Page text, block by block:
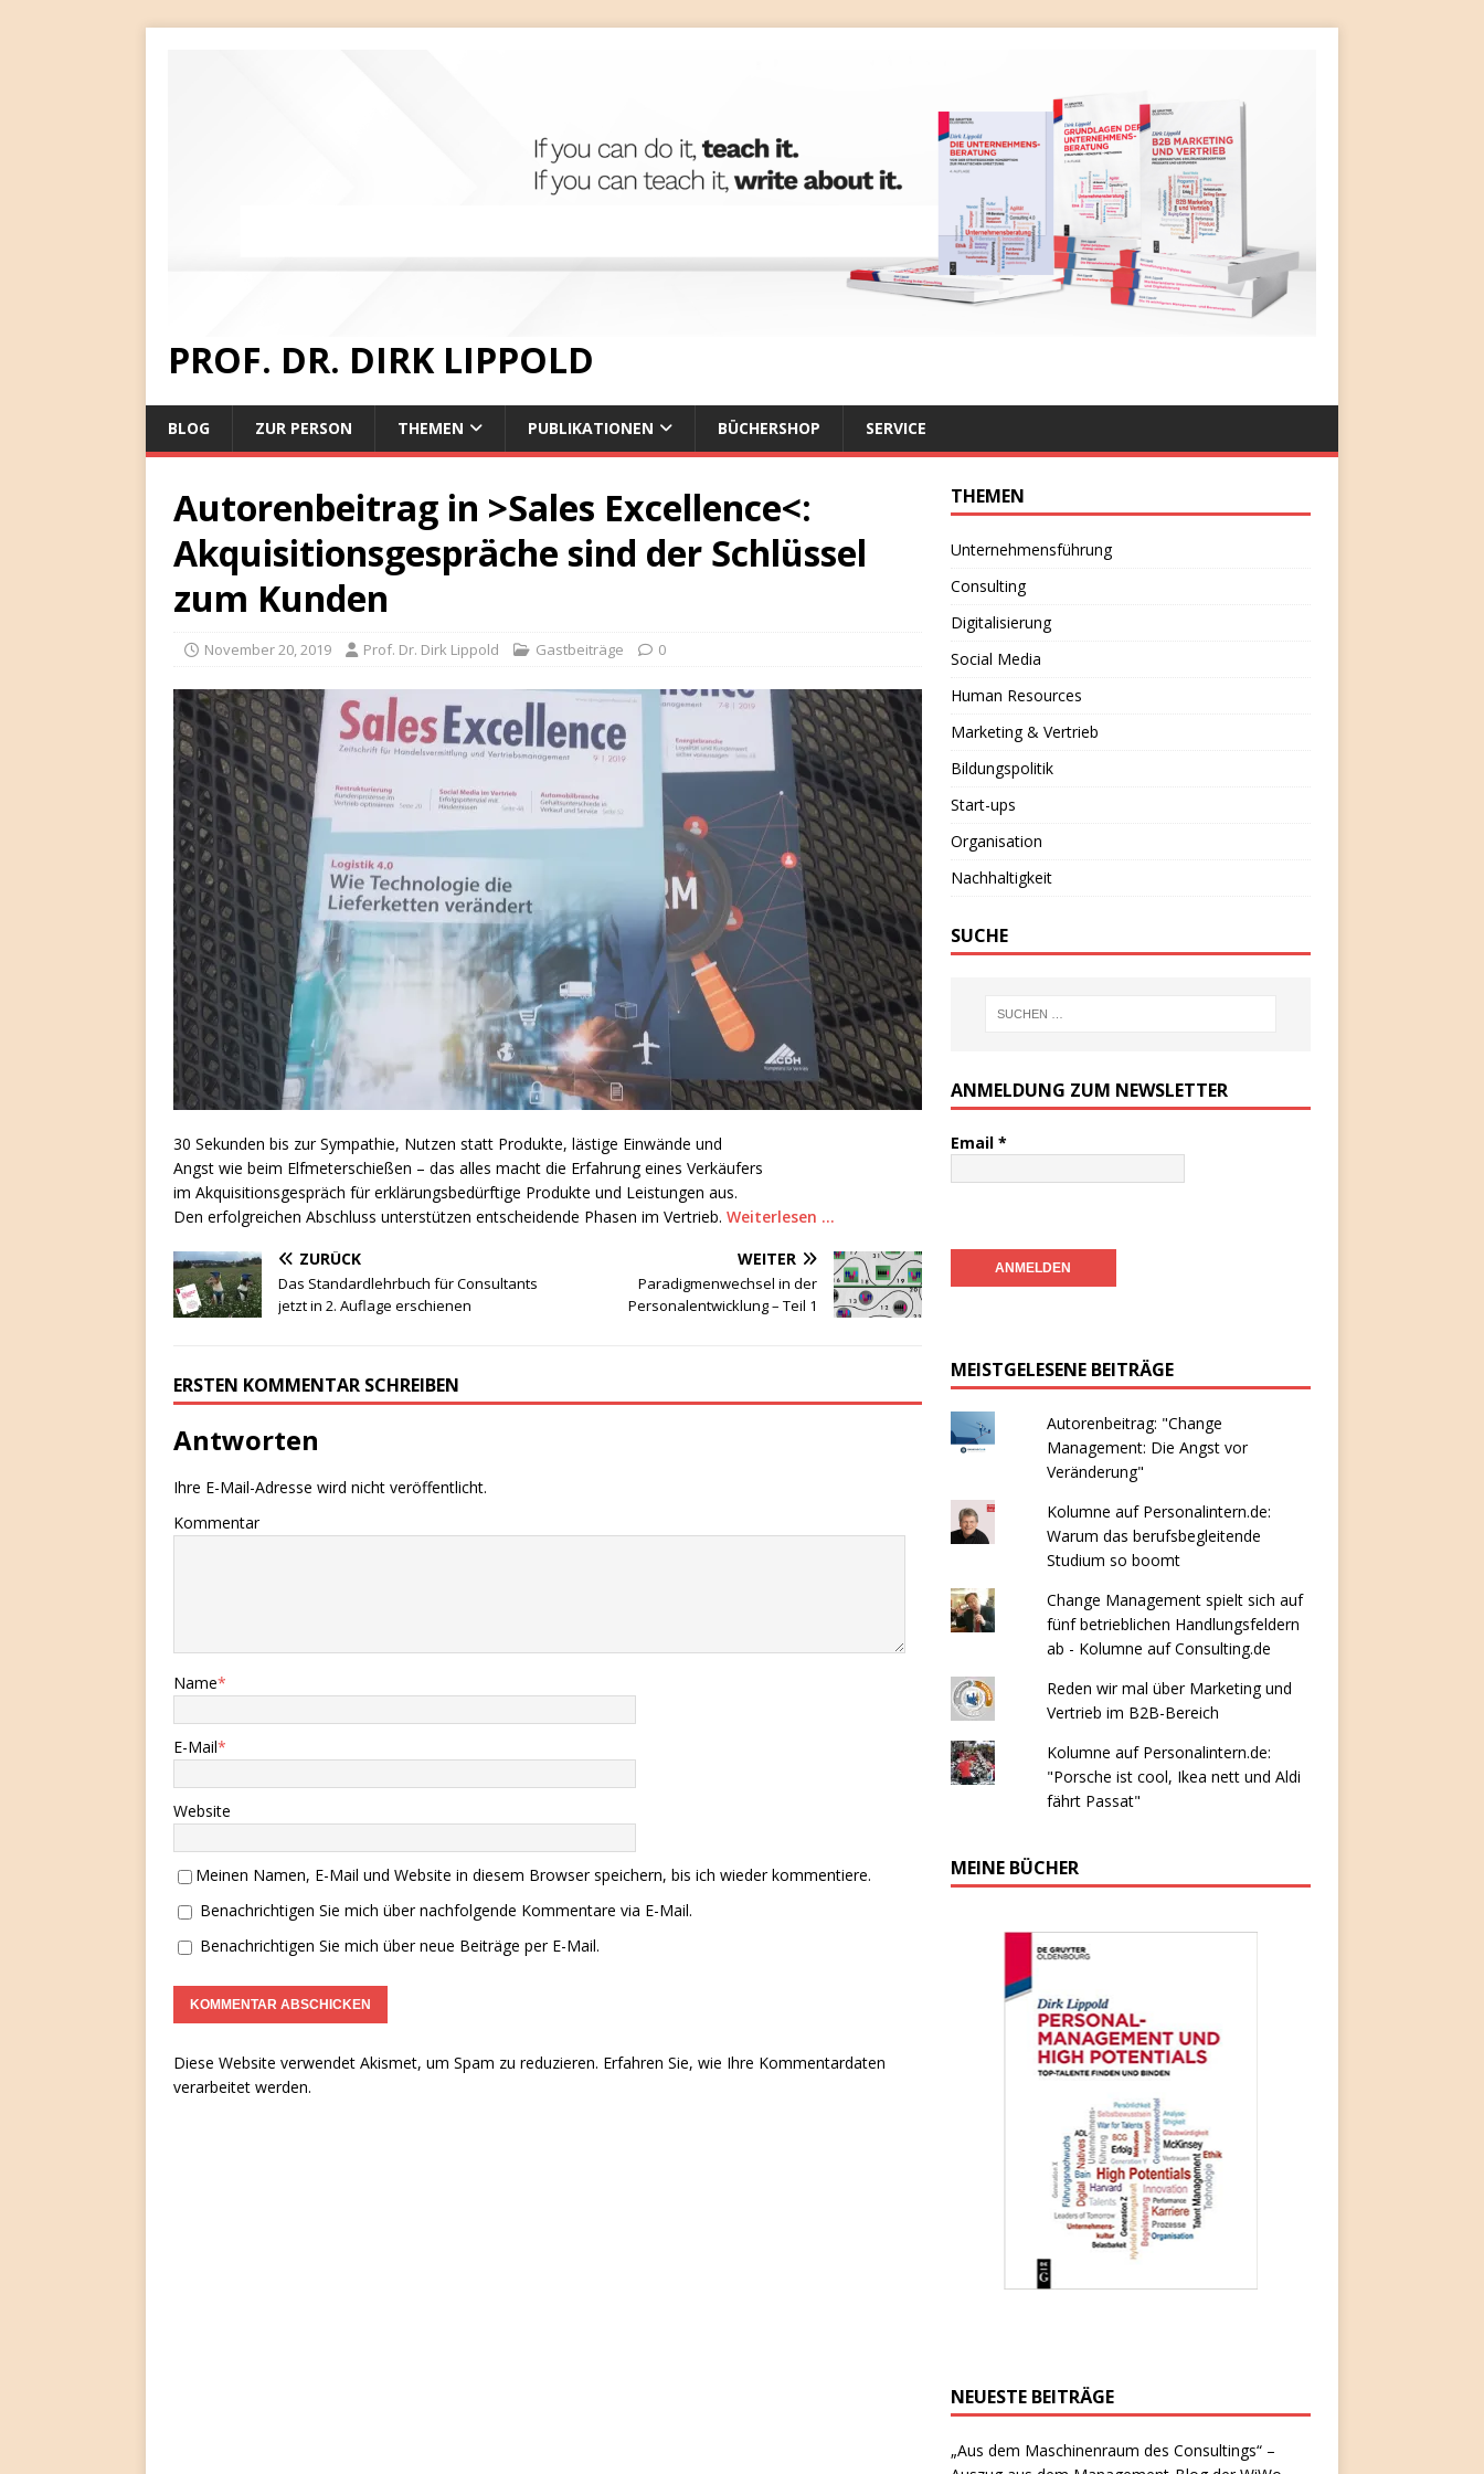
PROF. DR. DIRK LIPPOLD
BLOG ZUR PERSON THEMEN PUBLIKATIONEN BÜCHERSHOP SERVICE
Autorenbeitrag in >Sales Excellence<:
Akquisitionsgespräche sind der Schlüssel
zum Kunden
November 20, 2019 Prof. Dr. Dirk Lippold Gastbeiträge 0
30 Sekunden bis zur Sympathie, Nutzen statt Produkte, lästige Einwände und
Angst wie beim Elfmeterschießen – das alles macht die Erfahrung eines Verkäufers
im Akquisitionsgespräch für erklärungsbedürftige Produkte und Leistungen aus.
Den erfolgreichen Abschluss unterstützen entscheidende Phasen im Vertrieb. Weiterlesen …
ZURÜCK
Das Standardlehrbuch für Consultants
jetzt in 2. Auflage erschienen
WEITER
Paradigmenwechsel in der
Personalentwicklung – Teil 1
ERSTEN KOMMENTAR SCHREIBEN
Antworten
Ihre E-Mail-Adresse wird nicht veröffentlicht.
Kommentar
Name*
E-Mail*
Website
Meinen Namen, E-Mail und Website in diesem Browser speichern, bis ich wieder kommentiere.
Benachrichtigen Sie mich über nachfolgende Kommentare via E-Mail.
Benachrichtigen Sie mich über neue Beiträge per E-Mail.
Diese Website verwendet Akismet, um Spam zu reduzieren. Erfahren Sie, wie Ihre Kommentardaten
verarbeitet werden.
THEMEN
Unternehmensführung
Consulting
Digitalisierung
Social Media
Human Resources
Marketing & Vertrieb
Bildungspolitik
Start-ups
Organisation
Nachhaltigkeit
SUCHE
ANMELDUNG ZUM NEWSLETTER
Email *
MEISTGELESENE BEITRÄGE
Autorenbeitrag: "Change
Management: Die Angst vor
Veränderung"
Kolumne auf Personalintern.de:
Warum das berufsbegleitende
Studium so boomt
Change Management spielt sich auf
fünf betrieblichen Handlungsfeldern
ab - Kolumne auf Consulting.de
Reden wir mal über Marketing und
Vertrieb im B2B-Bereich
Kolumne auf Personalintern.de:
"Porsche ist cool, Ikea nett und Aldi
fährt Passat"
MEINE BÜCHER
NEUESTE BEITRÄGE
„Aus dem Maschinenraum des Consultings“ –